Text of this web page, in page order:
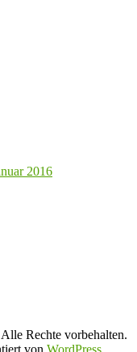
2016
Alle Rechte vorbehalten.
von WordPress